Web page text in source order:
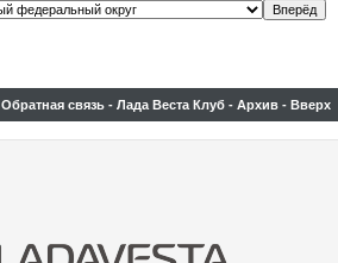
Обратная связь - Лада Веста Клуб - Архив - Вверх